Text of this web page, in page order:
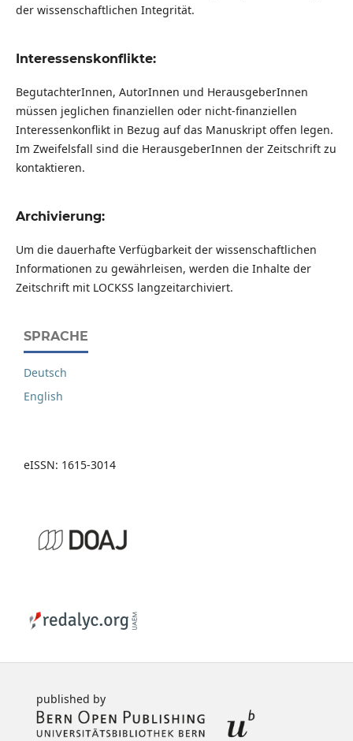
der wissenschaftlichen Integrität.
Interessenskonflikte:
BegutachterInnen, AutorInnen und HerausgeberInnen
müssen jeglichen finanziellen oder nicht-finanziellen
Interessenkonflikt in Bezug auf das Manuskript offen legen.
Im Zweifelsfall sind die HerausgeberInnen der Zeitschrift zu
kontaktieren.
Archivierung:
Um die dauerhafte Verfügbarkeit der wissenschaftlichen
Informationen zu gewährleisen, werden die Inhalte der
Zeitschrift mit LOCKSS langzeitarchiviert.
SPRACHE
Deutsch
English
eISSN: 1615-3014
published by